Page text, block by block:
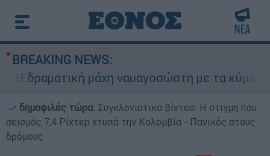
BREAKING NEWS:
μάχη ναυαγοσώστη με τα κύματα για
δημοφιλές τώρα: Συγκλονιστικά βίντεο: Η στιγμή που
σεισμός 7,4 Ρίχτερ χτυπά την Κολομβία - Πανικός στους
δρόμους